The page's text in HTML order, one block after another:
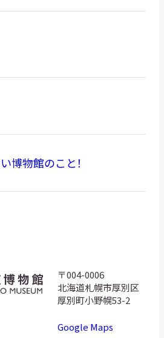
博物館のこと！
〒004-0006
北海道札幌市厚別区
厚別町小野幌53-2
Google Maps